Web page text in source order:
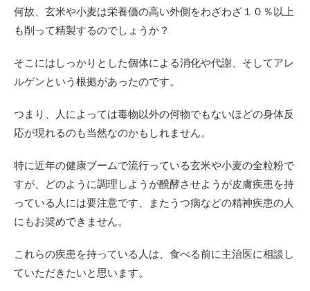
何故、玄米や小麦は栄養価の高い外側をわざわざ１０％以上
も削って精製するのでしょうか？
そこにはしっかりとした個体による消化や代謝、そしてアレ
ルゲンという根拠があったのです。
つまり、人によっては毒物以外の何物でもないほどの身体反
応が現れるのも当然なのかもしれません。
特に近年の健康ブームで流行っている玄米や小麦の全粒粉で
すが、どのように調理しようが醗酵させようが皮膚疾患を持
っている人には要注意です、またうつ病などの精神疾患の人
にもお奨めできません。
これらの疾患を持っている人は、食べる前に主治医に相談し
ていただきたいと思います。